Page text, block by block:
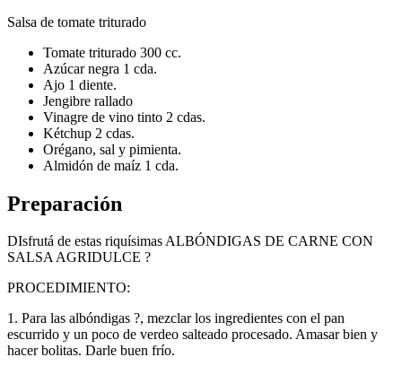
Salsa de tomate triturado
Tomate triturado 300 cc.
Azúcar negra 1 cda.
Ajo 1 diente.
Jengibre rallado
Vinagre de vino tinto 2 cdas.
Kétchup 2 cdas.
Orégano, sal y pimienta.
Almidón de maíz 1 cda.
Preparación
DIsfrutá de estas riquísimas ALBÓNDIGAS DE CARNE CON
SALSA AGRIDULCE ?
PROCEDIMIENTO:
1. Para las albóndigas ?, mezclar los ingredientes con el pan
escurrido y un poco de verdeo salteado procesado. Amasar bien y
hacer bolitas. Darle buen frío.